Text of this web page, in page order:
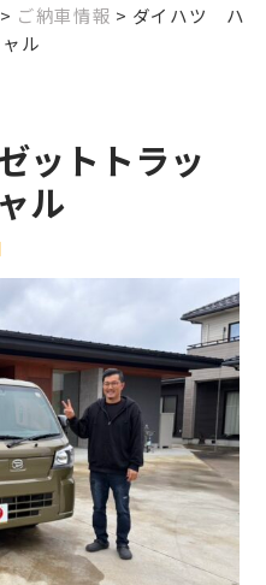
> ご納車情報 > ダイハツ ハ
ル
ットトラッ
ル